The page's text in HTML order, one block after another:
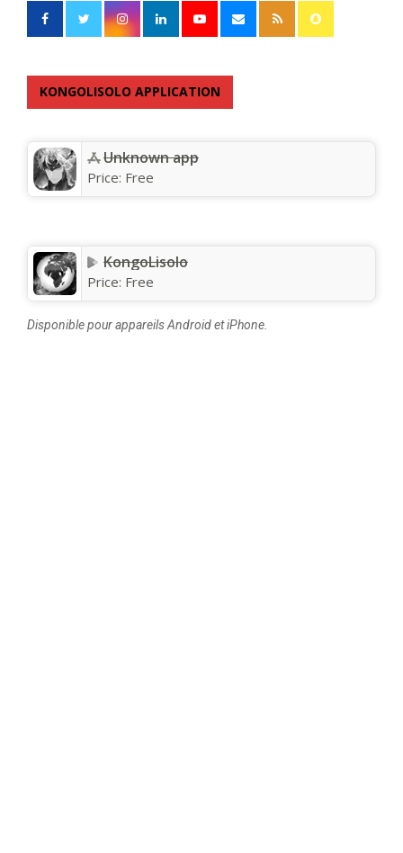
KONGOLISOLO APPLICATION
Unknown app
Price: Free
KongoLisolo
Price: Free
Disponible pour appareils Android et iPhone.